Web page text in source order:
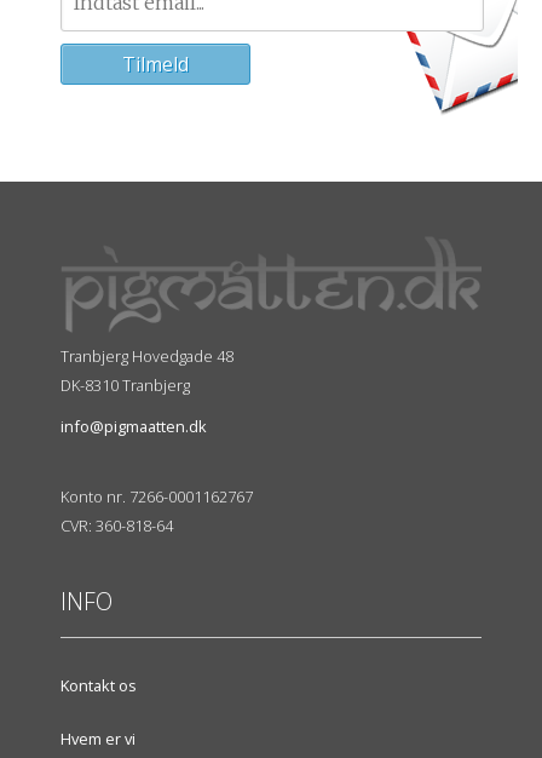
Tranbjerg Hovedgade 48
DK-8310 Tranbjerg
info@pigmaatten.dk
Konto nr. 7266-0001162767
CVR: 360-818-64
INFO
Kontakt os
Hvem er vi